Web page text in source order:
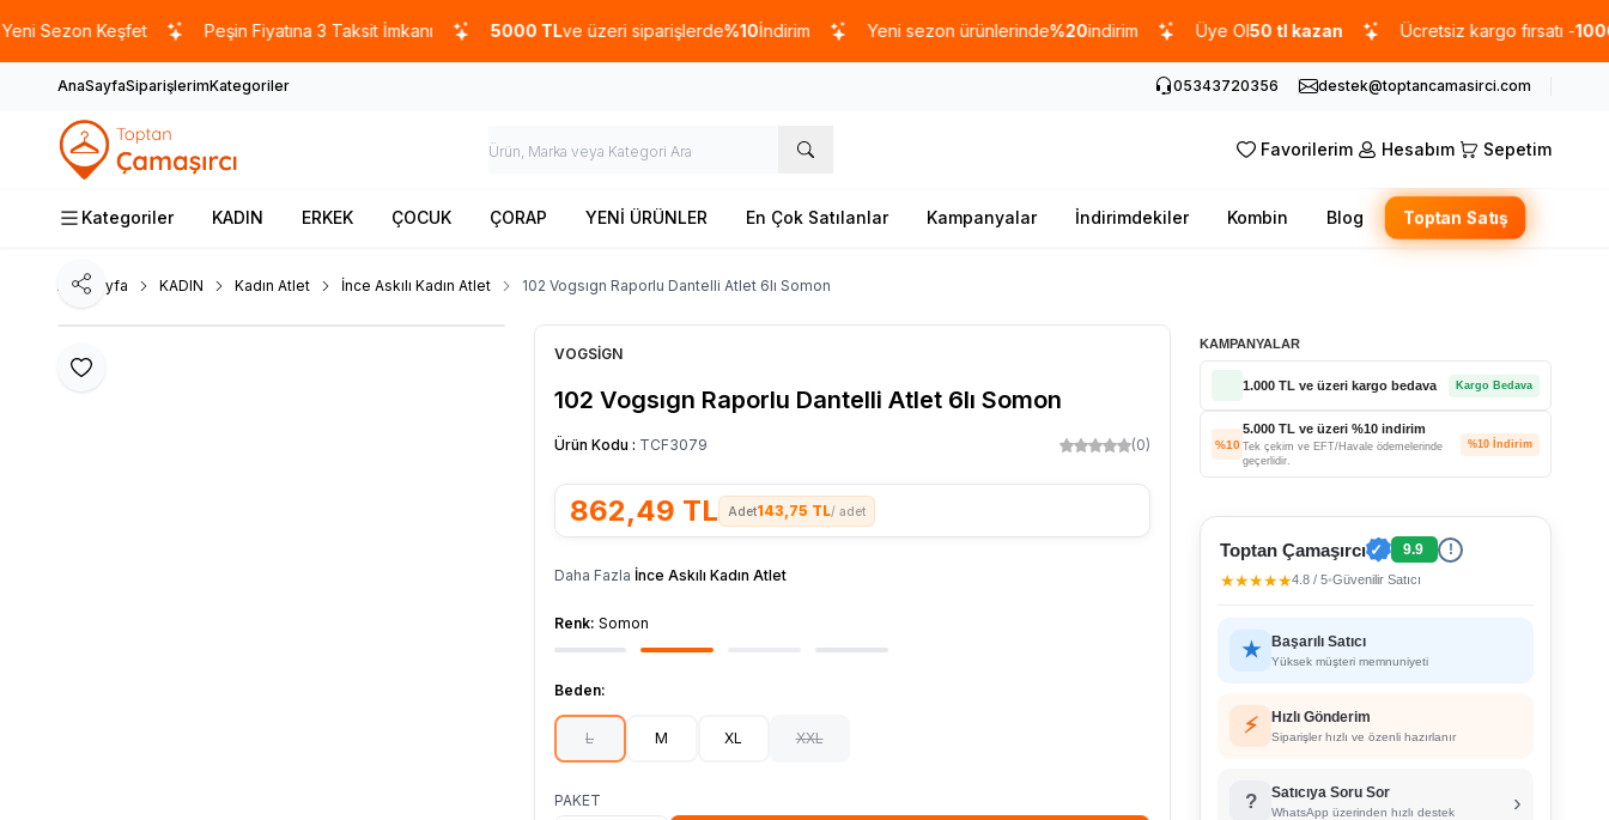
Keşfet Peşin Fiyatına 3 Taksit İmkanı 5000 TLve üzeri siparişlerde%10İndirim Yeni sezon ürünlerinde%20indirim Üye Ol 50 tl kazan Ücretsiz kargo fırsatı -1000 TL
AnaSayfaSiparişlerimKategoriler 05343720356 destek@toptancamasirci.com
Favorilerim Hesabım Sepetim
Kategoriler KADIN ERKEK ÇOCUK ÇORAP YENİ ÜRÜNLER En Çok Satılanlar Kampanyalar İndirimdekiler Kombin Blog Toptan Satış
Ana Sayfa KADIN Kadın Atlet İnce Askılı Kadın Atlet 102 Vogsıgn Raporlu Dantelli Atlet 6lı Somon
Favoriye Ekle
Paylaş
VOGSİGN
102 Vogsıgn Raporlu Dantelli Atlet 6lı Somon
Ürün Kodu : TCF3079 (0)
862,49 TL 143,75 TL/ adet
Daha Fazla İnce Askılı Kadın Atlet
Renk: Somon
Beden:
L M XL XXL
PAKET
KAMPANYALAR
1.000 TL ve üzeri kargo bedava Kargo Bedava
%10
5.000 TL ve üzeri %10 indirim
Tek çekim ve EFT/Havale ödemelerinde
geçerlidir.
%10 İndirim
Toptan Çamaşırcı ✓ 9.9 !
★★★★★4.8 / 5•Güvenilir Satıcı
★ Başarılı Satıcı
Yüksek müşteri memnuniyeti
⚡ Hızlı Gönderim
Siparişler hızlı ve özenli hazırlanır
? Satıcıya Soru Sor
WhatsApp üzerinden hızlı destek ›